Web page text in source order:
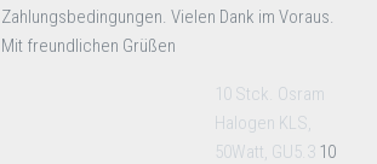
Zahlungsbedingungen. Vielen Dank im Voraus.
Mit freundlichen Grüßen
10 Stck. Osram
Halogen KLS,
50Watt, GU5.3 10